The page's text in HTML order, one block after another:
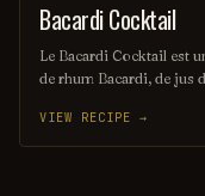
ORDINARY DRINK
Bacardi Cocktail
Le Bacardi Cocktail est
de rhum Bacardi, de jus
tropicales et une
rhum, il séduit par sa
VIEW RECIPE →